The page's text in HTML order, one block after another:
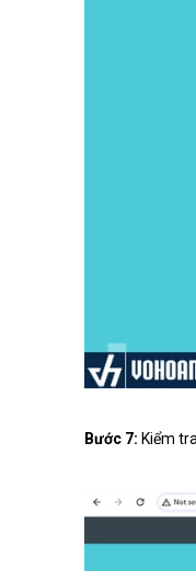
Bước 7: Kiểm